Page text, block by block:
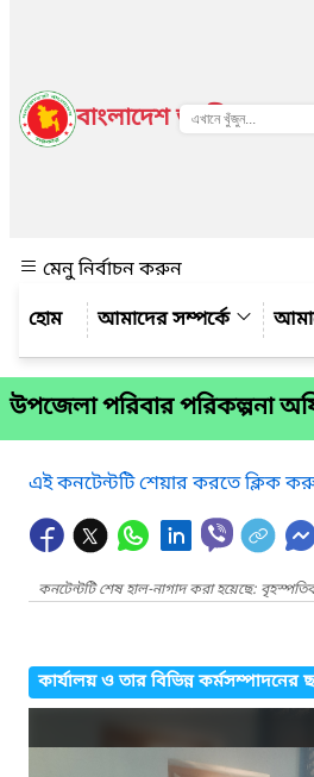
বাংলাদেশ জাতীয় তথ্য
মেনু নির্বাচন করুন
আমাদের সম্পর্কে
উপজেলা পরিবার পরিকল্পনা
এই কনটেন্টটি শেয়ার করতে ক্লিক
কনটেন্টটি শেষ হাল-নাগাদ করা হয়েছে:
কার্যালয় ও তার বিভিন্ন কর্মসম্পাদনের